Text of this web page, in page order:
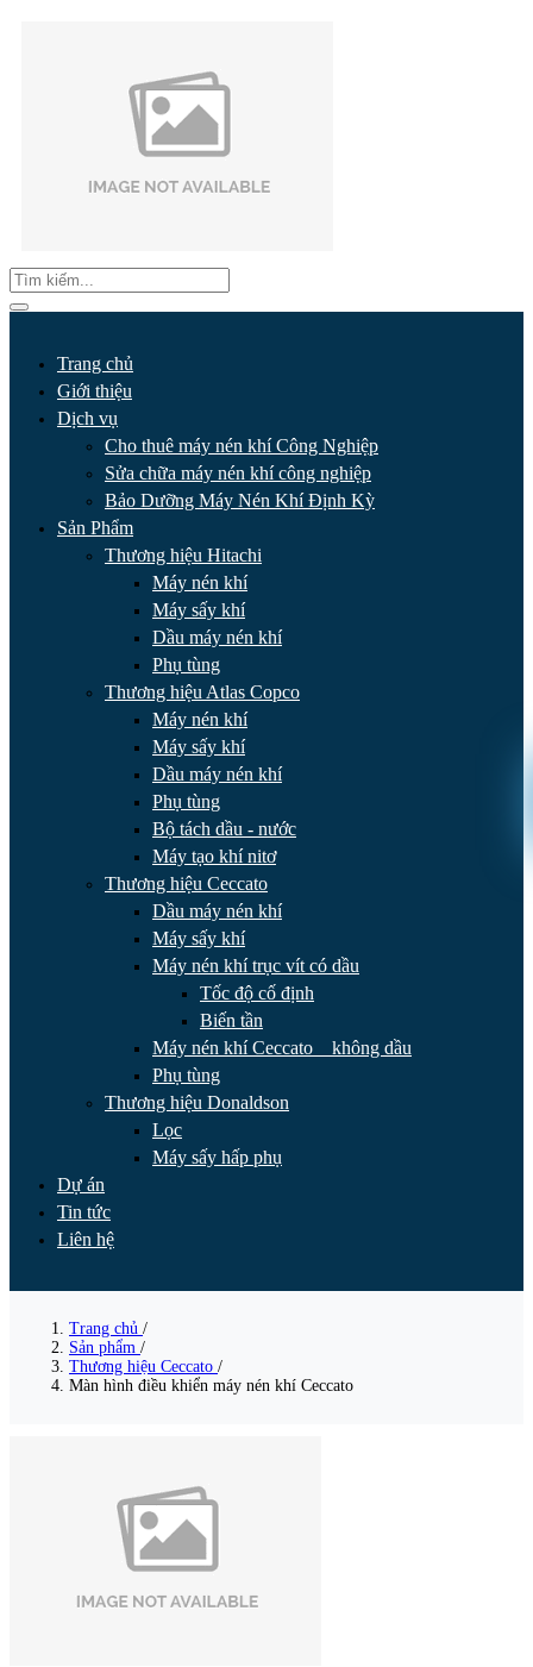
Trang chủ
Giới thiệu
Dịch vụ
Cho thuê máy nén khí Công Nghiệp
Sửa chữa máy nén khí công nghiệp
Bảo Dưỡng Máy Nén Khí Định Kỳ
Sản Phẩm
Thương hiệu Hitachi
Máy nén khí
Máy sấy khí
Dầu máy nén khí
Phụ tùng
Thương hiệu Atlas Copco
Máy nén khí
Máy sấy khí
Dầu máy nén khí
Phụ tùng
Bộ tách dầu - nước
Máy tạo khí nitơ
Thương hiệu Ceccato
Dầu máy nén khí
Máy sấy khí
Máy nén khí trục vít có dầu
Tốc độ cố định
Biến tần
Máy nén khí Ceccato _ không dầu
Phụ tùng
Thương hiệu Donaldson
Lọc
Máy sấy hấp phụ
Dự án
Tin tức
Liên hệ
Trang chủ /
Sản phẩm /
Thương hiệu Ceccato /
Màn hình điều khiển máy nén khí Ceccato